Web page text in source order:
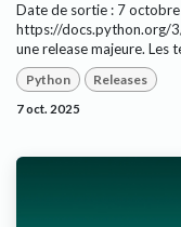
Date de sortie : 7
https://docs.python.org/
une release majeure.
Python Releases
7 oct. 2025